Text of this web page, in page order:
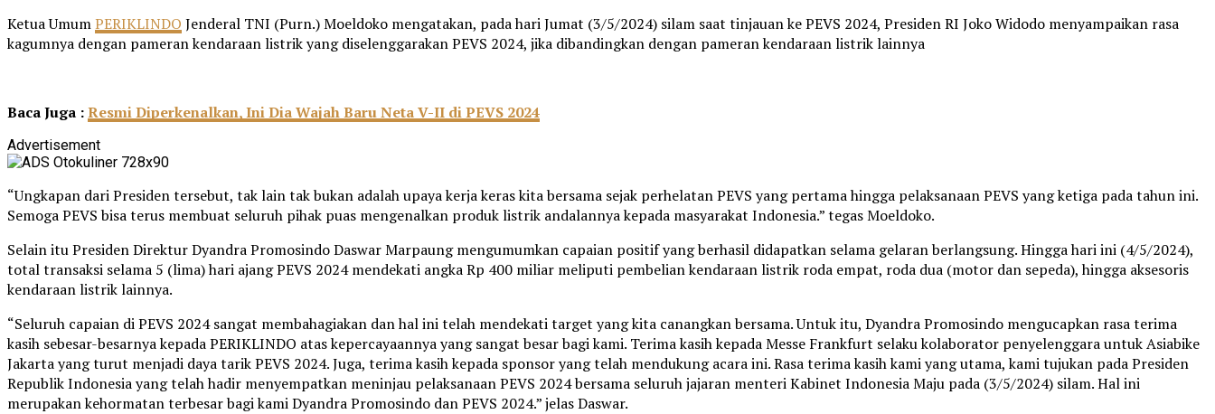
Ketua UmumPERIKLINDO Jenderal TNI (Purn.) Moeldoko mengatakan, pada hari Jumat (3/5/2024) silam saat tinjauan ke PEVS 2024, Presiden RI Joko Widodo menyampaikan rasa
kagumnya dengan pameran kendaraan listrik yang diselenggarakan PEVS 2024, jika dibandingkan dengan pameran kendaraan listrik lainnya
Baca Juga :Resmi Diperkenalkan, Ini Dia Wajah Baru Neta V-II di PEVS 2024
Advertisement
“Ungkapan dari Presiden tersebut, tak lain tak bukan adalah upaya kerja keras kita bersama sejak perhelatan PEVS yang pertama hingga pelaksanaan PEVS yang ketiga pada tahun ini.
Semoga PEVS bisa terus membuat seluruh pihak puas mengenalkan produk listrik andalannya kepada masyarakat Indonesia.” tegas Moeldoko.
Selain itu Presiden Direktur Dyandra Promosindo Daswar Marpaung mengumumkan capaian positif yang berhasil didapatkan selama gelaran berlangsung. Hingga hari ini (4/5/2024),
total transaksi selama 5 (lima) hari ajang PEVS 2024 mendekati angka Rp 400 miliar meliputi pembelian kendaraan listrik roda empat, roda dua (motor dan sepeda), hingga aksesoris
kendaraan listrik lainnya.
“Seluruh capaian di PEVS 2024 sangat membahagiakan dan hal ini telah mendekati target yang kita canangkan bersama. Untuk itu, Dyandra Promosindo mengucapkan rasa terima
kasih sebesar-besarnya kepada PERIKLINDO atas kepercayaannya yang sangat besar bagi kami. Terima kasih kepada Messe Frankfurt selaku kolaborator penyelenggara untuk Asiabike
Jakarta yang turut menjadi daya tarik PEVS 2024. Juga, terima kasih kepada sponsor yang telah mendukung acara ini. Rasa terima kasih kami yang utama, kami tujukan pada Presiden
Republik Indonesia yang telah hadir menyempatkan meninjau pelaksanaan PEVS 2024 bersama seluruh jajaran menteri Kabinet Indonesia Maju pada (3/5/2024) silam. Hal ini
merupakan kehormatan terbesar bagi kami Dyandra Promosindo dan PEVS 2024.” jelas Daswar.